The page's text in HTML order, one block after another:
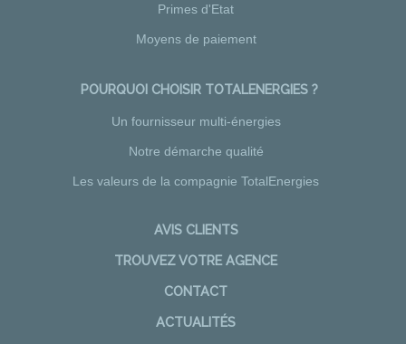
Primes d'Etat
Moyens de paiement
POURQUOI CHOISIR TOTALENERGIES ?
Un fournisseur multi-énergies
Notre démarche qualité
Les valeurs de la compagnie TotalEnergies
AVIS CLIENTS
TROUVEZ VOTRE AGENCE
CONTACT
ACTUALITÉS